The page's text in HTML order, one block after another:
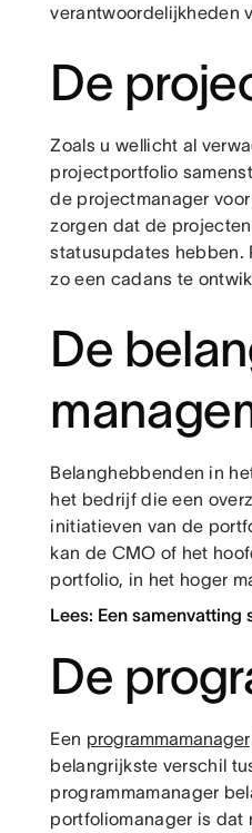
verantwoordelijkheden
De
Zoals u wellicht al
projectportfolio
de projectmanager
zorgen dat de
statusupdates hebben.
zo een cadans te
De
Belanghebbenden in
het bedrijf die een
initiatieven van de
kan de CMO of het
portfolio, in het hoger
Lees: Een
De
Een programmamanager
belangrijkste verschil
programmamanager
portfoliomanager is dat